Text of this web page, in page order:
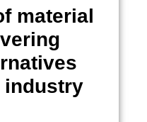
material
industry